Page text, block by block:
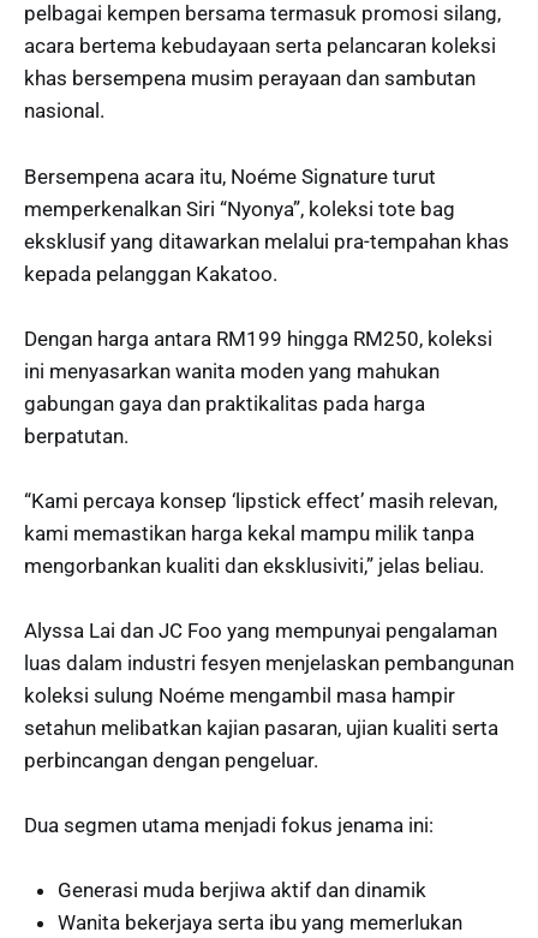
pelbagai kempen bersama termasuk promosi silang,
acara bertema kebudayaan serta pelancaran koleksi
khas bersempena musim perayaan dan sambutan
nasional.
Bersempena acara itu, Noéme Signature turut
memperkenalkan Siri “Nyonya”, koleksi tote bag
eksklusif yang ditawarkan melalui pra-tempahan khas
kepada pelanggan Kakatoo.
Dengan harga antara RM199 hingga RM250, koleksi
ini menyasarkan wanita moden yang mahukan
gabungan gaya dan praktikalitas pada harga
berpatutan.
“Kami percaya konsep ‘lipstick effect’ masih relevan,
kami memastikan harga kekal mampu milik tanpa
mengorbankan kualiti dan eksklusiviti,” jelas beliau.
Alyssa Lai dan JC Foo yang mempunyai pengalaman
luas dalam industri fesyen menjelaskan pembangunan
koleksi sulung Noéme mengambil masa hampir
setahun melibatkan kajian pasaran, ujian kualiti serta
perbincangan dengan pengeluar.
Dua segmen utama menjadi fokus jenama ini:
Generasi muda berjiwa aktif dan dinamik
Wanita bekerjaya serta ibu yang memerlukan